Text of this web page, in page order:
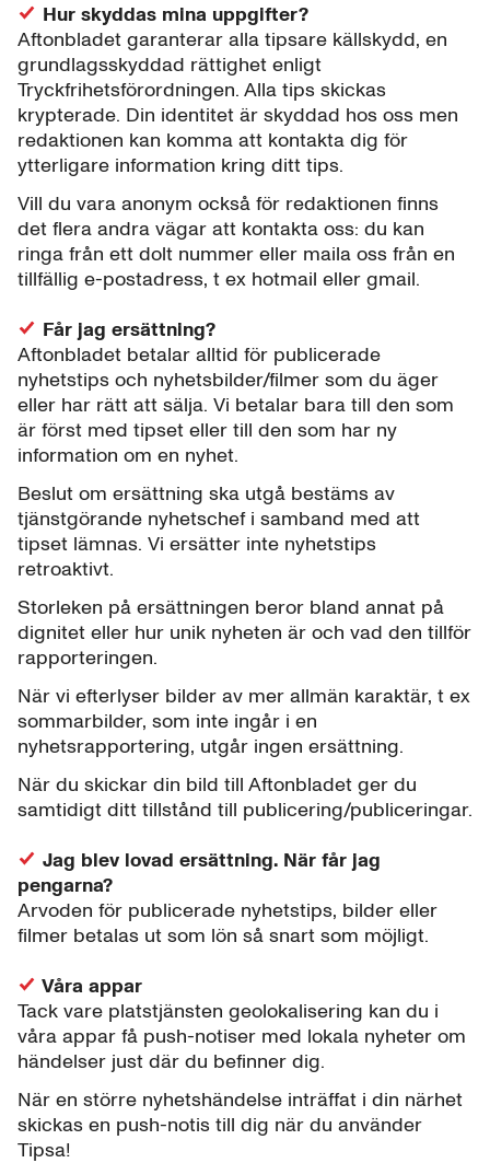
Hur skyddas mina uppgifter?
Aftonbladet garanterar alla tipsare källskydd, en
grundlagsskyddad rättighet enligt
Tryckfrihetsförordningen. Alla tips skickas
krypterade. Din identitet är skyddad hos oss men
redaktionen kan komma att kontakta dig för
ytterligare information kring ditt tips.
Vill du vara anonym också för redaktionen finns
det flera andra vägar att kontakta oss: du kan
ringa från ett dolt nummer eller maila oss från en
tillfällig e-postadress, t ex hotmail eller gmail.
Får jag ersättning?
Aftonbladet betalar alltid för publicerade
nyhetstips och nyhetsbilder/filmer som du äger
eller har rätt att sälja. Vi betalar bara till den som
är först med tipset eller till den som har ny
information om en nyhet.
Beslut om ersättning ska utgå bestäms av
tjänstgörande nyhetschef i samband med att
tipset lämnas. Vi ersätter inte nyhetstips
retroaktivt.
Storleken på ersättningen beror bland annat på
dignitet eller hur unik nyheten är och vad den tillför
rapporteringen.
När vi efterlyser bilder av mer allmän karaktär, t ex
sommarbilder, som inte ingår i en
nyhetsrapportering, utgår ingen ersättning.
När du skickar din bild till Aftonbladet ger du
samtidigt ditt tillstånd till publicering/publiceringar.
Jag blev lovad ersättning. När får jag
pengarna?
Arvoden för publicerade nyhetstips, bilder eller
filmer betalas ut som lön så snart som möjligt.
Våra appar
Tack vare platstjänsten geolokalisering kan du i
våra appar få push-notiser med lokala nyheter om
händelser just där du befinner dig.
När en större nyhetshändelse inträffat i din närhet
skickas en push-notis till dig när du använder
Tipsa!